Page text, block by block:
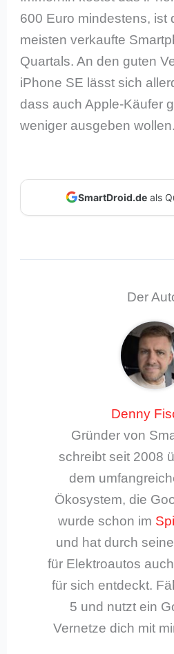
600 Euro mindestens, ist
meisten verkaufte
Quartals. An den guten
iPhone SE lässt sich
dass auch Apple-Käufer
weniger ausgeben wollen.
SmartDroid.deals
Der
Denny
Gründer von
schreibt seit 2008
dem
Ökosystem, die
wurde schon im
und hat durch
für Elektroautos
für sich entdeckt.
5 und nutzt ein
Vernetze dich mit